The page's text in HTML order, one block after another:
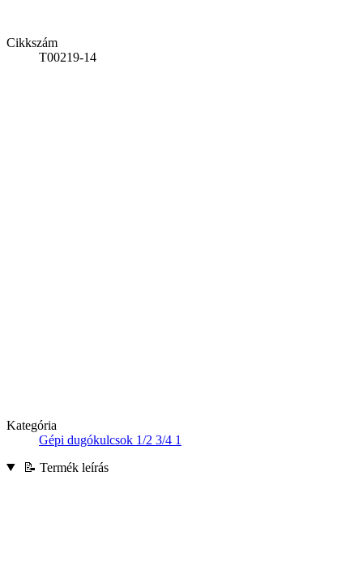
Cikkszám
T00219-14
Kategória
Gépi dugókulcsok 1/2 3/4 1
📝 Termék leírás